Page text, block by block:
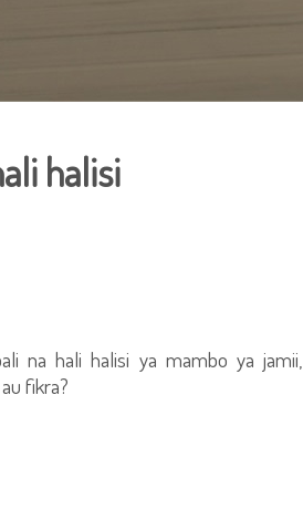
halisi
na hali halisi ya mambo ya jamii,
fikra?